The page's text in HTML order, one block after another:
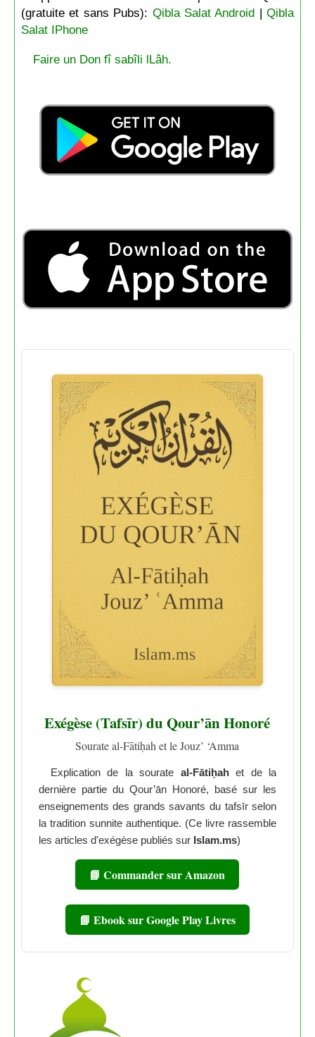
(gratuite et sans Pubs): Qibla Salat Android |Qibla
Salat IPhone
Faire un Don fî sabîli lLâh.
Exégèse (Tafsīr) du Qour’ān Honoré
Sourate al-Fātiḥah et le Jouz’ ‘Amma
Explication de la sourate al-Fātiḥahet de la
dernière partie du Qour’ān Honoré, basé sur les
enseignements des grands savants du tafsīr selon
la tradition sunnite authentique. (Ce livre rassemble
les articles d'exégèse publiés sur Islam.ms)
📘 Commander sur Amazon
📘 Ebook sur Google Play Livres